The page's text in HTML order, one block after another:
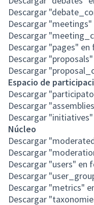
Descargar
Descargar
Descargar
Descargar "pages" en
Descargar
Descargar
Espacio de
Descargar
Descargar
Descargar
Núcleo
Descargar
Descargar
Descargar "users" en
Descargar
Descargar "metrics"
Descargar